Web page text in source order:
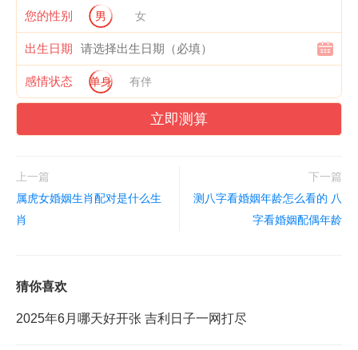
您的性别 男 女
出生日期
感情状态 单身 有伴
立即测算
上一篇
属虎女婚姻生肖配对是什么生
肖
下一篇
测八字看婚姻年龄怎么看的 八
字看婚姻配偶年龄
猜你喜欢
2025年6月哪天好开张 吉利日子一网打尽